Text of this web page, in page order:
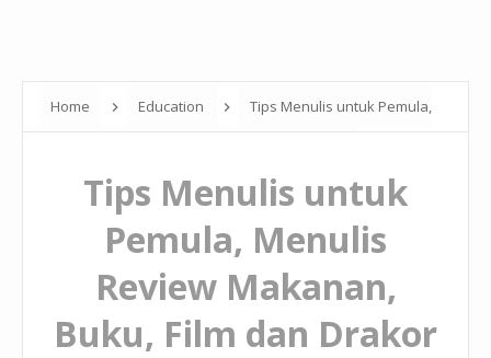
Home Education Tips Menulis untuk Pemula,
Tips Menulis untuk
Pemula, Menulis
Review Makanan,
Buku, Film dan Drakor